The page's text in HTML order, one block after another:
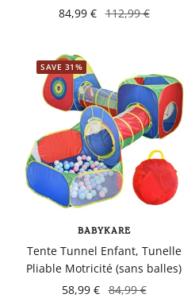
84,99 € 112,99 €
SAVE 31%
BABYKARE
Tente Tunnel Enfant, Tunelle
Pliable Motricité (sans balles)
58,99 € 84,99 €